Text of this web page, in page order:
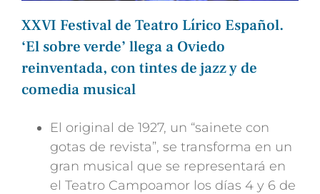
XXVI Festival de Teatro Lírico Español.
‘El sobre verde’ llega a Oviedo
reinventada, con tintes de jazz y de
comedia musical
El original de 1927, un “sainete con
gotas de revista”, se transforma en un
gran musical que se representará en
el Teatro Campoamor los días 4 y 6 de